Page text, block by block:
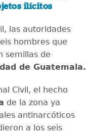
ilícitos
las autoridades
hombres que
semillas de
de Guatemala.
Civil, el hecho
de la zona ya
antinarcóticos
a los seis